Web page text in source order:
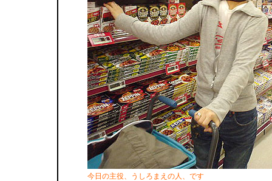
今日の主役、うしろまえの人、です